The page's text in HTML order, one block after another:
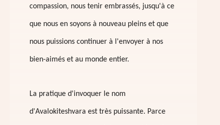
compassion, nous tenir embrassés, jusqu'à ce
que nous en soyons à nouveau pleins et que
nous puissions continuer à l'envoyer à nos
bien-aimés et au monde entier.
La pratique d'invoquer le nom
d'Avalokiteshvara est très puissante. Parce